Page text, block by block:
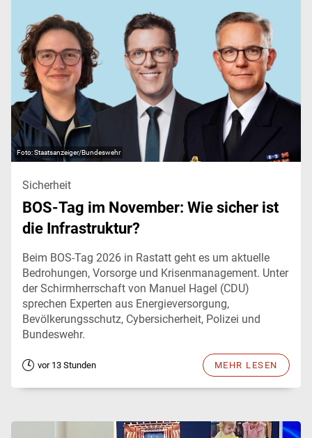
Staatsanzeiger/Bundeswehr
Sicherheit
BOS-Tag im November: Wie sicher ist
die Infrastruktur?
Beim BOS-Tag 2026 in Rastatt geht es um aktuelle
Bedrohungen, Vorsorge und Krisenmanagement. Unter
der Schirmherrschaft von Manuel Hagel (CDU)
sprechen Experten aus Energieversorgung,
Bevölkerungsschutz, Cybersicherheit, Polizei und
Bundeswehr.
vor 13 Stunden MEHR LESEN